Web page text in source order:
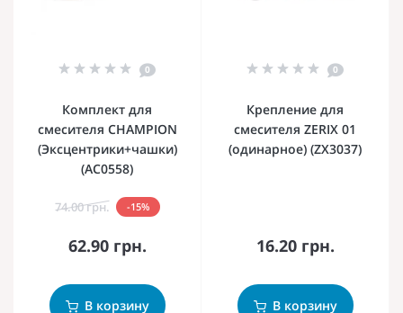
0
Комплект для
смесителя CHAMPION
(Эксцентрики+чашки)
(AC0558)
74.00 грн. -15%
62.90 грн.
В корзину
0
Крепление для
смесителя ZERIX 01
(одинарное) (ZX3037)
16.20 грн.
В корзину